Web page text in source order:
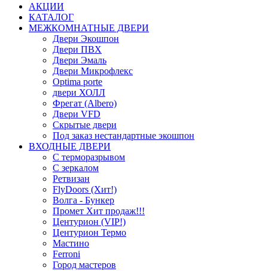
АКЦИИ
КАТАЛОГ
МЕЖКОМНАТНЫЕ ДВЕРИ
Двери Экошпон
Двери ПВХ
Двери Эмаль
Двери Микрофлекс
Optima porte
двери ХОЛЛ
Фрегат (Albero)
Двери VFD
Скрытые двери
Под заказ нестандартные экошпон
ВХОДНЫЕ ДВЕРИ
С терморазрывом
С зеркалом
Ретвизан
FlyDoors (Хит!)
Волга - Бункер
Промет Хит продаж!!!
Центурион (VIP!)
Центурион Термо
Мастино
Ferroni
Город мастеров